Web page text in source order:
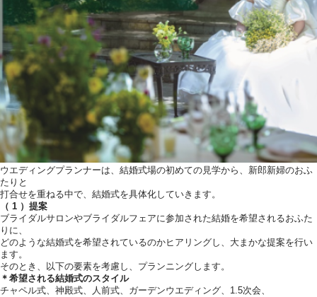
ウエディングプランナーは、結婚式場の初めての見学から、新郎新婦のおふ
たりと
打合せを重ねる中で、結婚式を具体化していきます。
（ 1 ）提案
ブライダルサロンやブライダルフェアに参加された結婚を希望されるおふた
りに、
どのような結婚式を希望されているのかヒアリングし、大まかな提案を行い
ます。
そのとき、以下の要素を考慮し、プランニングします。
＊希望される結婚式のスタイル
チャペル式、神殿式、人前式、ガーデンウエディング、1.5次会、